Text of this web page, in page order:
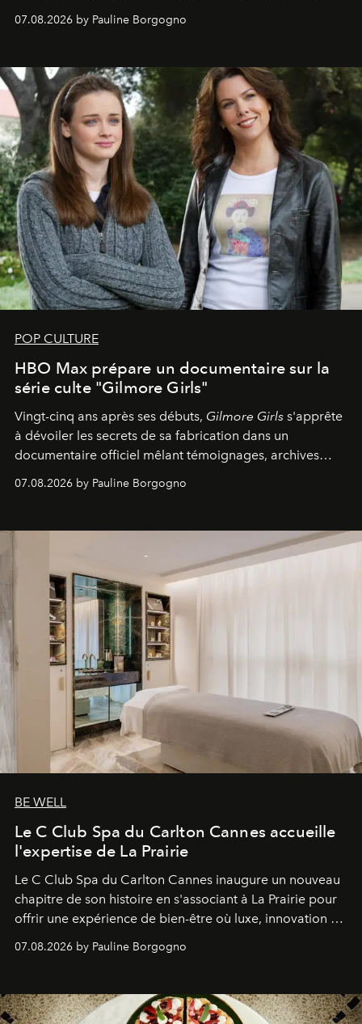
07.08.2026 by Pauline Borgogno
POP CULTURE
HBO Max prépare un documentaire sur la
série culte "Gilmore Girls"
Vingt-cinq ans après ses débuts, Gilmore Girls s'apprête
à dévoiler les secrets de sa fabrication dans un
documentaire officiel mêlant témoignages, archives
générationnel.
07.08.2026 by Pauline Borgogno
BE WELL
Le C Club Spa du Carlton Cannes accueille
l'expertise de La Prairie
Le C Club Spa du Carlton Cannes inaugure un nouveau
chapitre de son histoire en s'associant à La Prairie pour
offrir une expérience de bien-être où luxe, innovation et
07.08.2026 by Pauline Borgogno